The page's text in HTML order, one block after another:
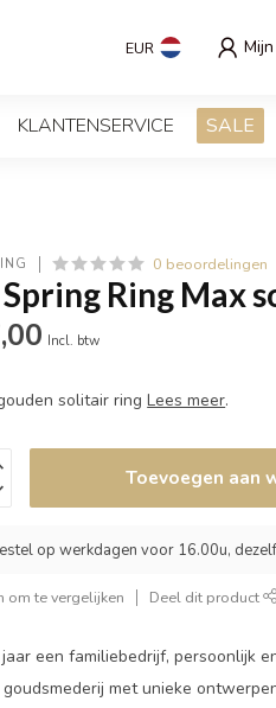
EUR
KLANTENSERVICE SALE
0 beoordelingen
Ring Max
Incl. btw
solitair ringLees meer.
Toevoegen aan
op werkdagen voor 16.00u,
om te vergelijken Deel dit product
een familiebedrijf, persoonlijk
goudsmederij met unieke